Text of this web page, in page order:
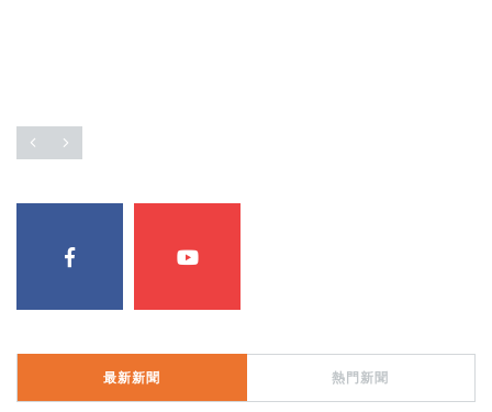
最新新聞 熱門新聞